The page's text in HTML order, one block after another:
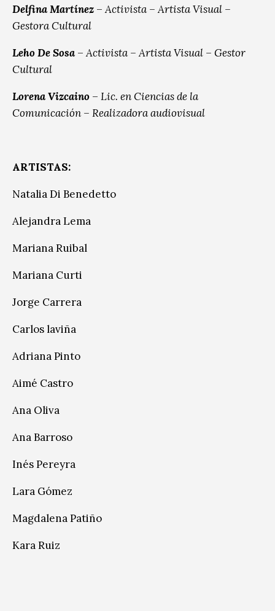
Delfina Martínez –Activista – Artista Visual –
Gestora Cultural
Leho De Sosa –Activista – Artista Visual – Gestor
Cultural
Lorena Vizcaino – Lic. en Ciencias de la
Comunicación – Realizadora audiovisual
ARTISTAS:
Natalia Di Benedetto
Alejandra Lema
Mariana Ruibal
Mariana Curti
Jorge Carrera
Carlos laviña
Adriana Pinto
Aimé Castro
Ana Oliva
Ana Barroso
Inés Pereyra
Lara Gómez
Magdalena Patiño
Kara Ruiz